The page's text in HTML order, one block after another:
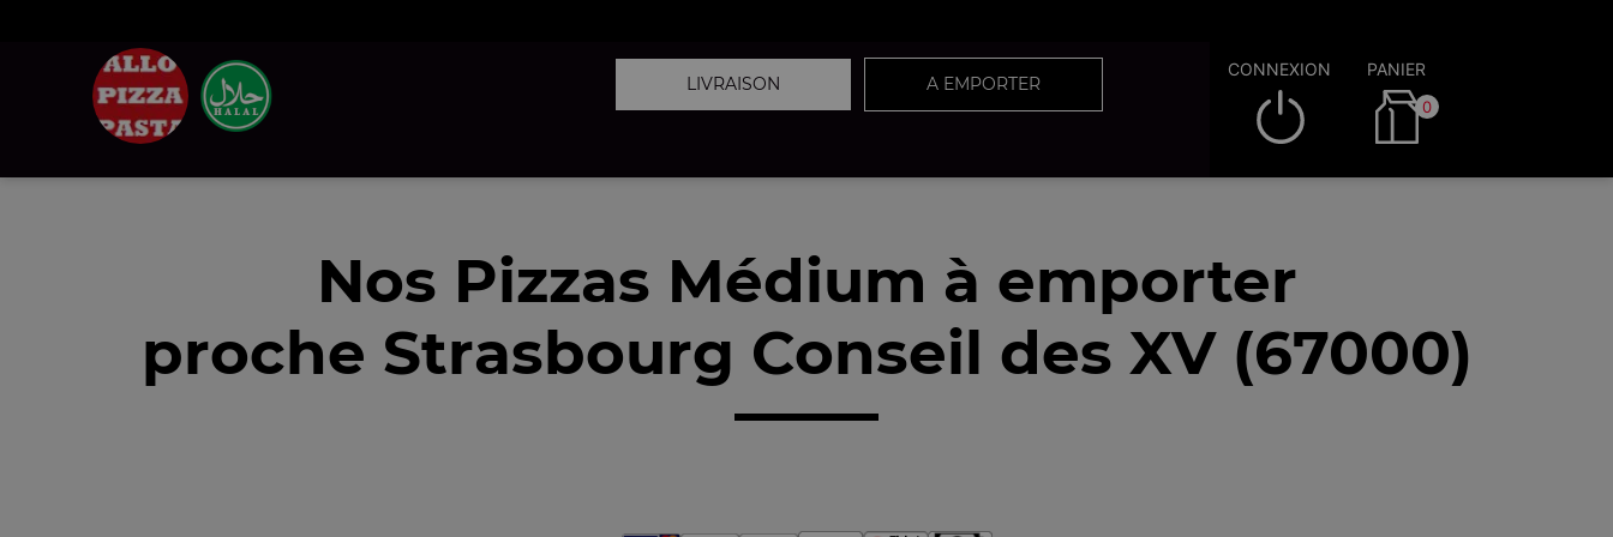
LIVRAISON A EMPORTER
CONNEXION PANIER
0
Nos Pizzas Médium à emporter
proche Strasbourg Conseil des XV (67000)